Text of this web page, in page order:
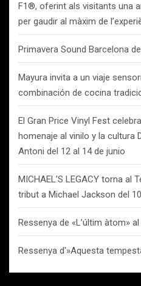
F1®, oferint als visitants una
per gaudir al màxim de
Primavera Sound Barcelona
Mayura invita a un viaje
combinación de cocina
El Gran Price Vinyl Fest
homenaje al vinilo y la cultura
Antoni del 12 al 14 de junio
MICHAEL’S LEGACY torna al
tribut a Michael Jackson del
Ressenya de «L’últim àtom»
Ressenya d'»Aquesta